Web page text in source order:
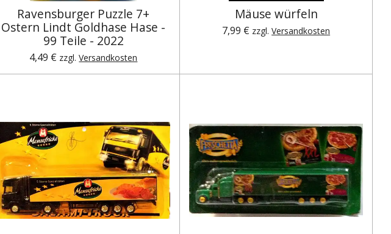
Ravensburger Puzzle 7+
Ostern Lindt Goldhase Hase -
99 Teile - 2022
4,49 € zzgl.Versandkosten
Mäuse würfeln
7,99 € zzgl.Versandkosten